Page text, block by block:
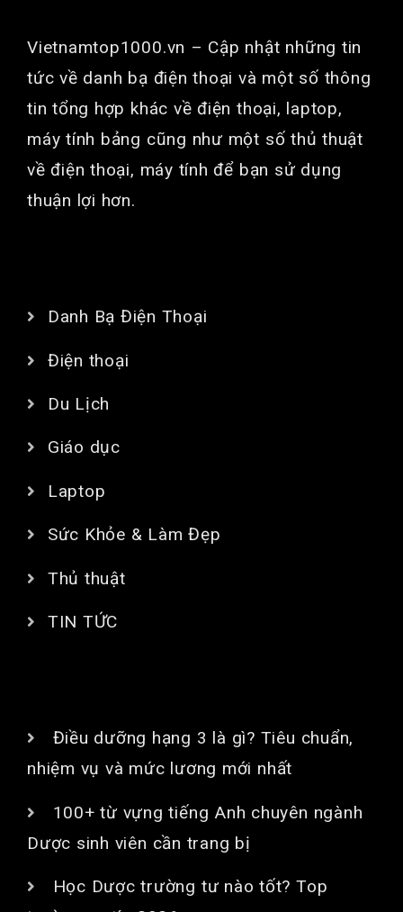
Vietnamtop1000.vn – Cập nhật những tin
tức về danh bạ điện thoại và một số thông
tin tổng hợp khác về điện thoại, laptop,
máy tính bảng cũng như một số thủ thuật
về điện thoại, máy tính để bạn sử dụng
thuận lợi hơn.
Danh Bạ Điện Thoại
Điện thoại
Du Lịch
Giáo dục
Laptop
Sức Khỏe & Làm Đẹp
Thủ thuật
TIN TỨC
Điều dưỡng hạng 3 là gì? Tiêu chuẩn,
nhiệm vụ và mức lương mới nhất
100+ từ vựng tiếng Anh chuyên ngành
Dược sinh viên cần trang bị
Học Dược trường tư nào tốt? Top